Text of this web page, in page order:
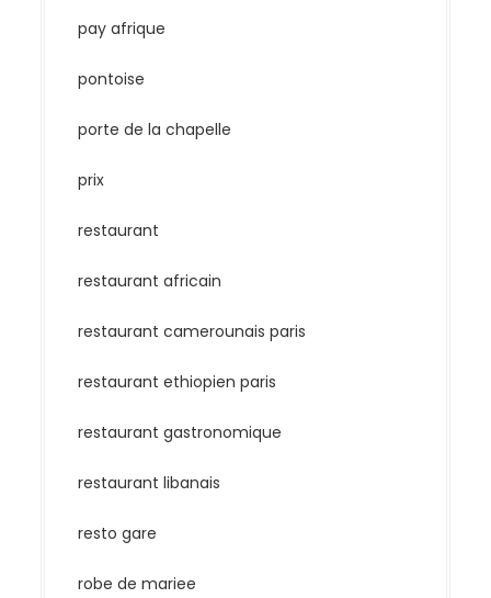
pay afrique
pontoise
porte de la chapelle
prix
restaurant
restaurant africain
restaurant camerounais paris
restaurant ethiopien paris
restaurant gastronomique
restaurant libanais
resto gare
robe de mariee